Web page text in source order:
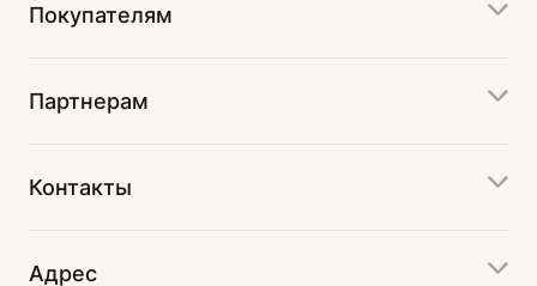
Покупателям
Партнерам
Контакты
Адрес